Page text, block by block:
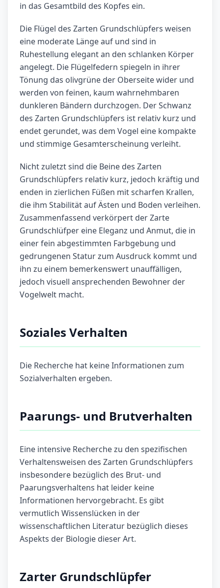
in das Gesamtbild des Kopfes ein.
Die Flügel des Zarten Grundschlüpfers weisen
eine moderate Länge auf und sind in
Ruhestellung elegant an den schlanken Körper
angelegt. Die Flügelfedern spiegeln in ihrer
Tönung das olivgrüne der Oberseite wider und
werden von feinen, kaum wahrnehmbaren
dunkleren Bändern durchzogen. Der Schwanz
des Zarten Grundschlüpfers ist relativ kurz und
endet gerundet, was dem Vogel eine kompakte
und stimmige Gesamterscheinung verleiht.
Nicht zuletzt sind die Beine des Zarten
Grundschlüpfers relativ kurz, jedoch kräftig und
enden in zierlichen Füßen mit scharfen Krallen,
die ihm Stabilität auf Ästen und Boden verleihen.
Zusammenfassend verkörpert der Zarte
Grundschlüfper eine Eleganz und Anmut, die in
einer fein abgestimmten Farbgebung und
gedrungenen Statur zum Ausdruck kommt und
ihn zu einem bemerkenswert unauffälligen,
jedoch visuell ansprechenden Bewohner der
Vogelwelt macht.
Soziales Verhalten
Die Recherche hat keine Informationen zum
Sozialverhalten ergeben.
Paarungs- und Brutverhalten
Eine intensive Recherche zu den spezifischen
Verhaltensweisen des Zarten Grundschlüpfers
insbesondere bezüglich des Brut- und
Paarungsverhaltens hat leider keine
Informationen hervorgebracht. Es gibt
vermutlich Wissenslücken in der
wissenschaftlichen Literatur bezüglich dieses
Aspekts der Biologie dieser Art.
Zarter Grundschlüpfer